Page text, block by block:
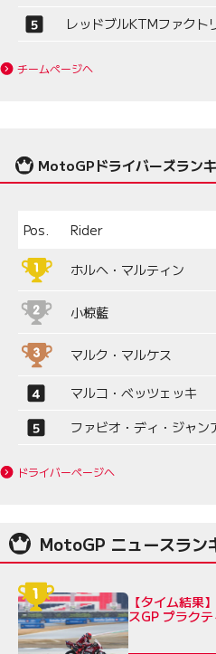
レッドブルKTMファクト
チームページへ
MotoGPドライバーズラン
Pos. Rider
ホルヘ・マルティン
小椋藍
マルク・マルケス
マルコ・ベッツェッキ
ファビオ・ディ・ジャン
ドライバーページへ
MotoGP ニュースラン
【タイム結
スGP プラク